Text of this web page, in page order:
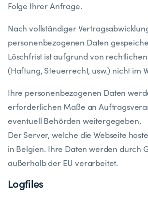
Folge Ihrer Anfrage.
​Nach vollständiger
personenbezogenen Daten
Löschfrist ist aufgrund von
(Haftung, Steuerrecht, usw.) nicht im
​Ihre personenbezogenen Daten
erforderlichen Maße an
eventuell Behörden weitergegeben.
Der Server, welche die Webseite
in Belgien. Ihre Daten werden durch
außerhalb der EU verarbeitet.
​​Logfiles